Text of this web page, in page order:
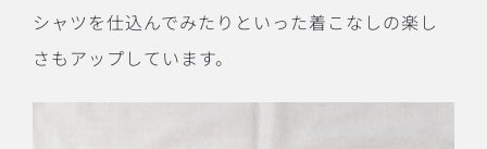
シャツを仕込んでみたりといった着こなしの楽し
さもアップしています。